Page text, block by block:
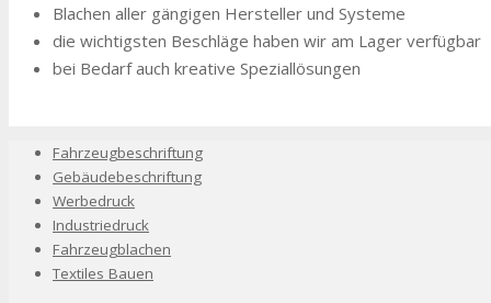
Blachen aller gängigen Hersteller und Systeme
die wichtigsten Beschläge haben wir am Lager verfügbar
bei Bedarf auch kreative Speziallösungen
Fahrzeugbeschriftung
Gebäudebeschriftung
Werbedruck
Industriedruck
Fahrzeugblachen
Textiles Bauen